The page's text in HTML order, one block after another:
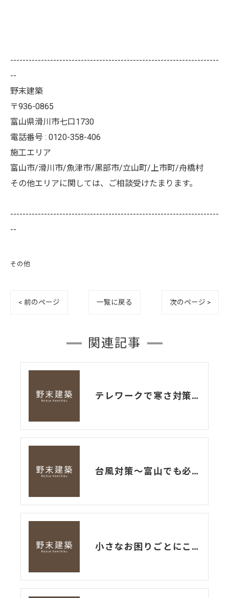
--------------------------------------------------------------------
--
野末建築
〒936-0865
富山県滑川市七口1730
電話番号 : 0120-358-406
施工エリア
富山市/滑川市/魚津市/黒部市/立山町/上市町/舟橋村
その他エリアに関しては、ご相談受けたまります。
--------------------------------------------------------------------
--
その他
< 前のページ 一覧に戻る 次のページ >
関連記事
テレワークで寒さ対策～断熱内窓取り付け工事～
台風対策～富山でも必要かも雨戸！～
小さなお困りごとにこそ！